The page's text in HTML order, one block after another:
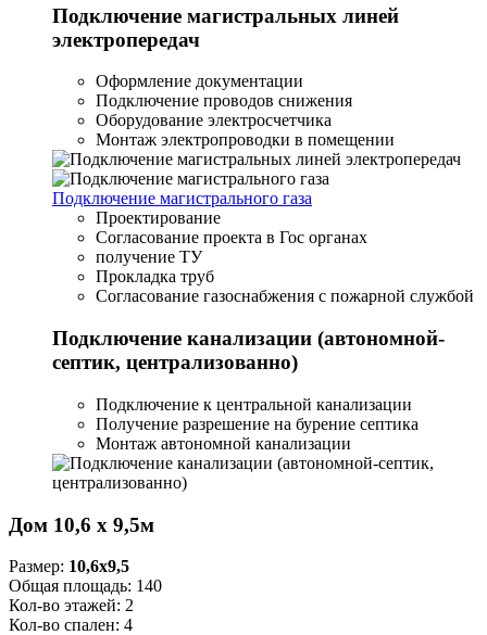
Подключение магистральных линей
электропередач
Оформление документации
Подключение проводов снижения
Оборудование электросчетчика
Монтаж электропроводки в помещении
Подключение магистрального газа
Проектирование
Согласование проекта в Гос органах
получение ТУ
Прокладка труб
Согласование газоснабжения с пожарной службой
Подключение канализации (автономной-
септик, централизованно)
Подключение к центральной канализации
Получение разрешение на бурение септика
Монтаж автономной канализации
Дом 10,6 х 9,5м
Размер: 10,6x9,5
Общая площадь: 140
Кол-во этажей: 2
Кол-во спален: 4